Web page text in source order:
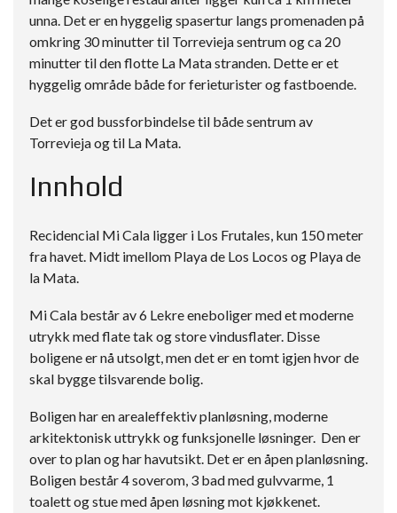
unna. Det er en hyggelig spasertur langs promenaden på
omkring 30 minutter til Torrevieja sentrum og ca 20
minutter til den flotte La Mata stranden. Dette er et
hyggelig område både for ferieturister og fastboende.
Det er god bussforbindelse til både sentrum av
Torrevieja og til La Mata.
Innhold
Recidencial Mi Cala ligger i Los Frutales, kun 150 meter
fra havet. Midt imellom Playa de Los Locos og Playa de
la Mata.
Mi Cala består av 6 Lekre eneboliger med et moderne
utrykk med flate tak og store vindusflater. Disse
boligene er nå utsolgt, men det er en tomt igjen hvor de
skal bygge tilsvarende bolig.
Boligen har en arealeffektiv planløsning, moderne
arkitektonisk uttrykk og funksjonelle løsninger. Den er
over to plan og har havutsikt. Det er en åpen planløsning.
Boligen består 4 soverom, 3 bad med gulvvarme, 1
toalett og stue med åpen løsning mot kjøkkenet.